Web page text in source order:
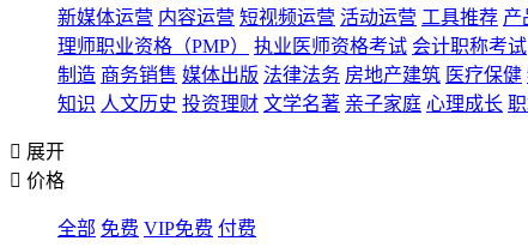
新媒体运营 内容运营 短视频运营 活动运营 工具推荐 产
理师职业资格（PMP）
执业医师资格考试 会计职称考试
制造 商务销售 媒体出版 法律法务 房地产建筑 医疗保健
知识 人文历史 投资理财 文学名著 亲子家庭 心理成长
 展开
 价格
全部 免费 VIP免费 付费